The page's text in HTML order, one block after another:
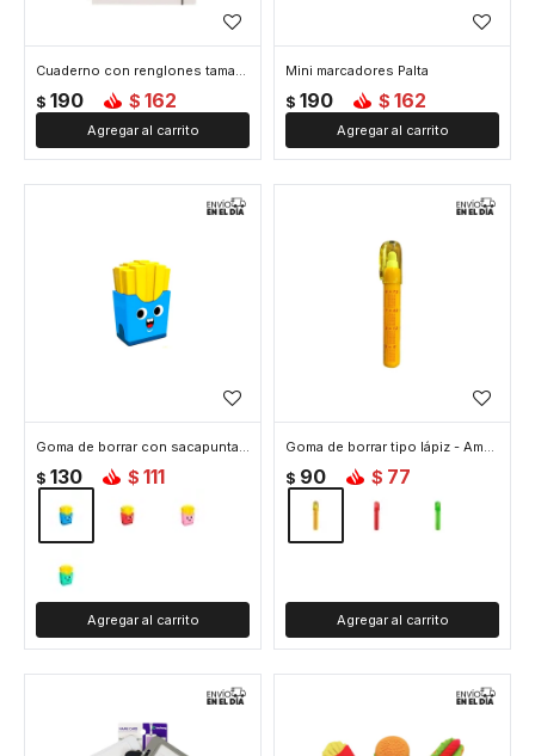
Cuaderno con renglones tamaño B5
$ 190 $ 162
Mini marcadores Palta
$ 190 $ 162
Goma de borrar con sacapuntas - Celeste
$ 130 $ 111
Goma de borrar tipo lápiz - Amarillo
$ 90 $ 77